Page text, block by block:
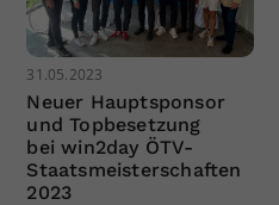
31.05.2023
Neuer Hauptsponsor
und Topbesetzung
bei win2day ÖTV-
Staatsmeisterschaften
2023